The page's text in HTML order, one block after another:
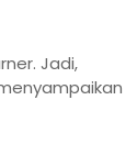
Jadi,